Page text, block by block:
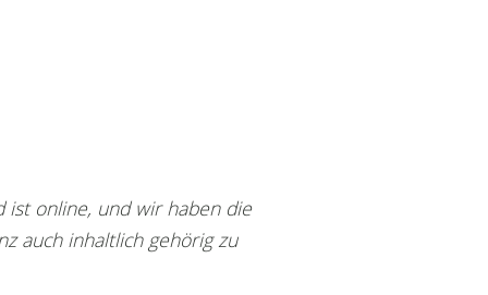
ist online, und wir haben die
auch inhaltlich gehörig zu